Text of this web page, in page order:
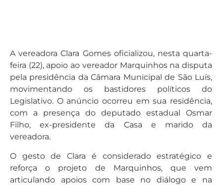
A vereadora Clara Gomes oficializou, nesta quarta-
feira (22), apoio ao vereador Marquinhos na disputa
pela presidência da Câmara Municipal de São Luís,
movimentando os bastidores políticos do
Legislativo. O anúncio ocorreu em sua residência,
com a presença do deputado estadual Osmar
Filho, ex-presidente da Casa e marido da
vereadora.
O gesto de Clara é considerado estratégico e
reforça o projeto de Marquinhos, que vem
articulando apoios com base no diálogo e na